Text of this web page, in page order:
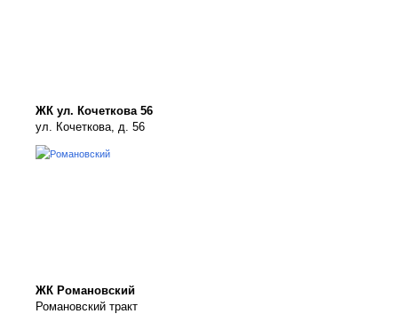
ЖК ул. Кочеткова 56
ул. Кочеткова, д. 56
ЖК Романовский
Романовский тракт